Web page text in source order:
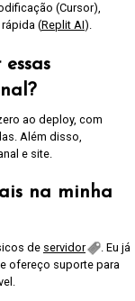
(Cursor),
(Replit AI).
ao deploy, com
Além disso,
e site.
na minha
de servidor
. Eu já
ofereço suporte para